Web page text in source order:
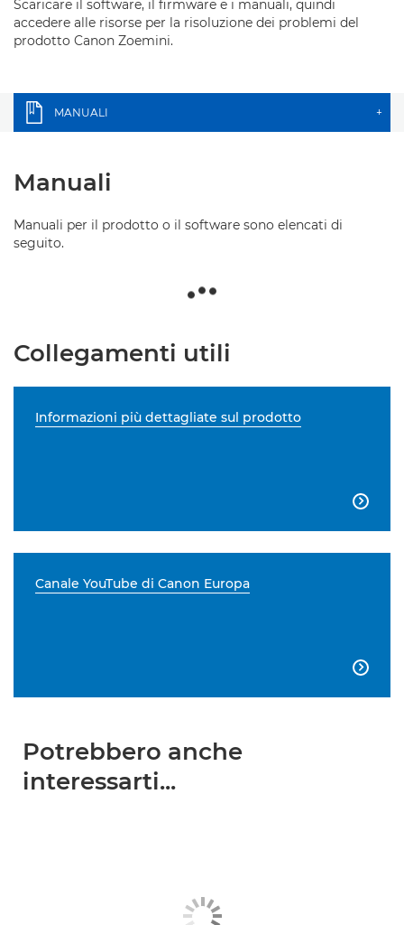
Scaricare il software, il firmware e i manuali, quindi
accedere alle risorse per la risoluzione dei problemi del
prodotto Canon Zoemini.
MANUALI +
Manuali
Manuali per il prodotto o il software sono elencati di
seguito.
Collegamenti utili
Informazioni più dettagliate sul prodotto

Canale YouTube di Canon Europa

Potrebbero anche
interessarti...